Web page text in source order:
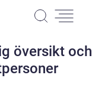
översikt och